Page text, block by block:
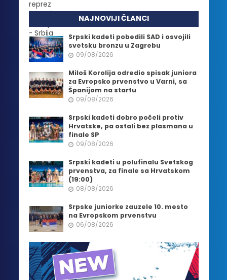
NAJNOVIJI ČLANCI
Srpski kadeti pobedili SAD i osvojili
svetsku bronzu u Zagrebu
09/08/2026
Miloš Korolija odredio spisak juniora
za Evropsko prvenstvo u Varni, sa
Španijom na startu
09/08/2026
Srpski kadeti dobro počeli protiv
Hrvatske, pa ostali bez plasmana u
finale SP
09/08/2026
Srpski kadeti u polufinalu Svetskog
prvenstva, za finale sa Hrvatskom
(19:00)
08/08/2026
Srpske juniorke zauzele 10. mesto
na Evropskom prvenstvu
06/08/2026